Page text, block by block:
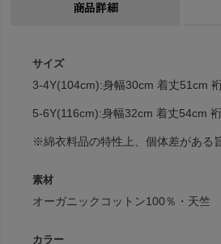
商品詳細
サイズ
3-4Y(104cm):身幅30cm 着丈51cm
5-6Y(116cm):身幅32cm 着丈54cm
※綿衣料品の特性上、個体差がある
素材
オーガニックコットン100％・天竺
カラー